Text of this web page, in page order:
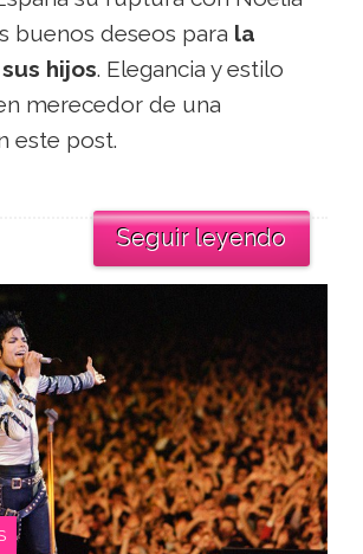
buenos deseos para la
hijos. Elegancia y estilo
merecedor de una
este post.
Seguir leyendo